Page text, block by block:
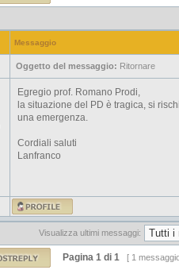
Messaggio
Oggetto del messaggio: Ritornare
Egregio prof. Romano Prodi,
la situazione del PD è tragica, si
una emergenza.
Cordiali saluti
Lanfranco
Visualizza ultimi messaggi:
Pagina 1 di 1 [ 1